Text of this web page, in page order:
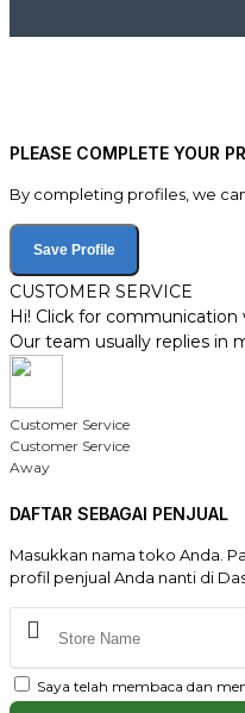
PLEASE COMPLETE YOUR
By completing profiles, we
Save Profile
CUSTOMER SERVICE
Hi! Click for communication
Our team usually replies in
Customer Service
Customer Service
Away
DAFTAR SEBAGAI PENJUAL
Masukkan nama toko Anda.
profil penjual Anda nanti di
Saya telah membaca dan